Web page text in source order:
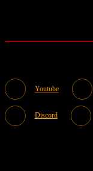
Youtube
Discord